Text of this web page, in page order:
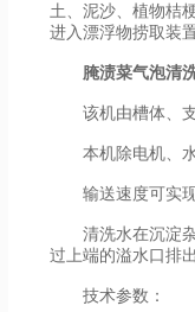
土、泥沙、植物桔
进入漂浮物捞取装
腌渍菜气泡清
该机由槽体、支
本机除电机、水
输送速度可实现
清洗水在沉淀杂
过上端的溢水口排
技术参数：